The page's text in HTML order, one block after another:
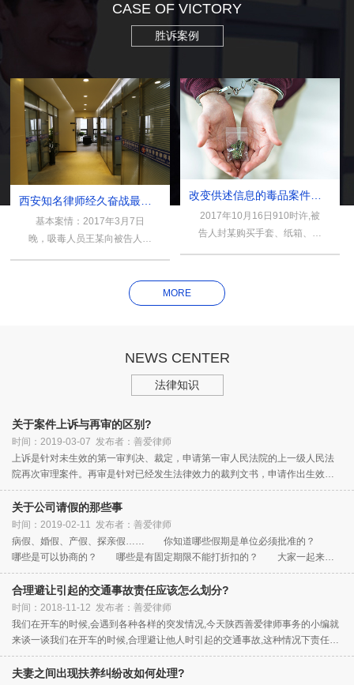
CASE OF VICTORY
胜诉案例
西安知名律师经久奋战最终扭转一审判决
基本案情：2017年3月7日
晚，吸毒人员王某向被告人侯
告人侯某300元毒资，被告人
侯某随即将1克用卫生纸包裹
王某将毒品取走返回时被公安
改变供述信息的毒品案件犯罪审查与认定.
2017年10月16日910时许,被
告人封某购买手套、纸箱、透
毒品后即租车将毒品运往重庆
市.同日15时40分许,封某携带
毒品乘车返回金堂县
MORE
NEWS CENTER
法律知识
关于案件上诉与再审的区别?
时间：2019-03-07 发布者：善爱律师
上诉是针对未生效的第一审判决、裁定，申请第一审人民法院的上一级人民法
院再次审理案件。再审是针对已经发生法律效力的裁判文书，申请作出生效裁
判的人民法院的上一级人民法院（或者作出生效裁判的人民法院）重新审理案
件。 法条援引：《中华人民共和国民
关于公司请假的那些事
时间：2019-02-11 发布者：善爱律师
病假、婚假、产假、探亲假…… 你知道哪些假期是单位必须批准的？
哪些是可以协商的？ 哪些是有固定期限不能打折扣的？ 大家一起来看
看。1 产假，必须批 《女职工劳动保护特别规定》第7条规定：“女职工生
育享受98天产假，其
合理避让引起的交通事故责任应该怎么划分?
时间：2018-11-12 发布者：善爱律师
我们在开车的时候,会遇到各种各样的突发情况,今天陕西善爱律师事务的小编就
来谈一谈我们在开车的时候,合理避让他人时引起的交通事故,这种情况下责任应
该是怎么划分的?
夫妻之间出现扶养纠纷改如何处理?